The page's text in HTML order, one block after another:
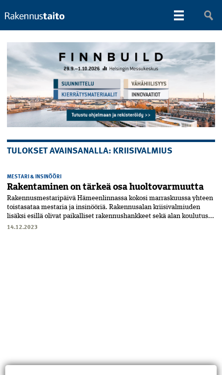
TULOKSET AVAINSANALLA: KRIISIVALMIUS
MESTARI & INSINÖÖRI
Rakentaminen on tärkeä osa huoltovarmuutta
Rakennusmestaripäivä Hämeenlinnassa kokosi marraskuussa yhteen
toista­sataa mestaria ja insinööriä. Rakennus­alan kriisivalmiuden
lisäksi esillä olivat paikalliset rakennushankkeet sekä alan koulutus...
14.12.2023